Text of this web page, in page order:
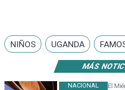
MÁS
El
NACIONAL
NIÑOS UGANDA